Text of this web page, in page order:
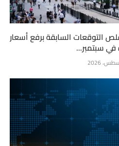
التوقعات السابقة برفع أسعار
في سبتمبر...